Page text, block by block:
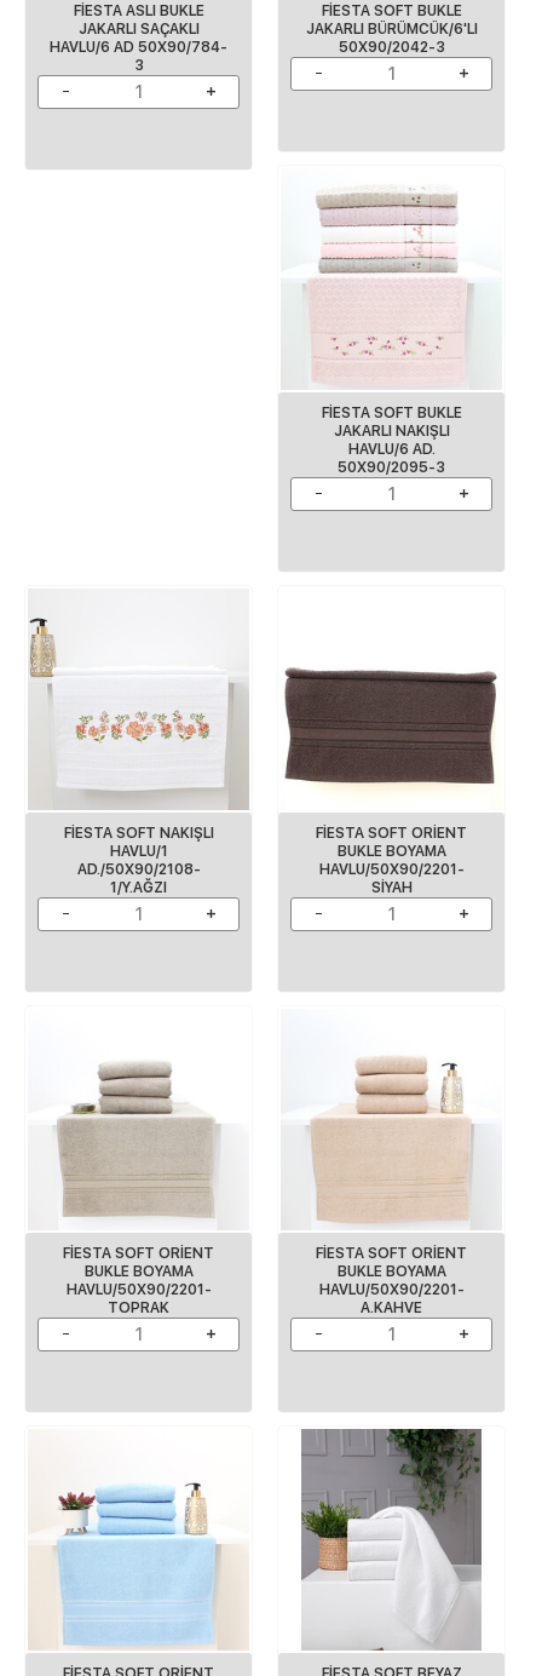
FİESTA ASLI BUKLE
JAKARLI SAÇAKLI
HAVLU/6 AD 50X90/784-
3
FİESTA SOFT BUKLE
JAKARLI BÜRÜMCÜK/6'LI
50X90/2042-3
FİESTA SOFT BUKLE
JAKARLI NAKIŞLI
HAVLU/6 AD.
50X90/2095-3
FİESTA SOFT NAKIŞLI
HAVLU/1
AD./50X90/2108-
1/Y.AĞZI
FİESTA SOFT ORİENT
BUKLE BOYAMA
HAVLU/50X90/2201-
SIYAH
FİESTA SOFT ORİENT
BUKLE BOYAMA
HAVLU/50X90/2201-
TOPRAK
FİESTA SOFT ORİENT
BUKLE BOYAMA
HAVLU/50X90/2201-
A.KAHVE